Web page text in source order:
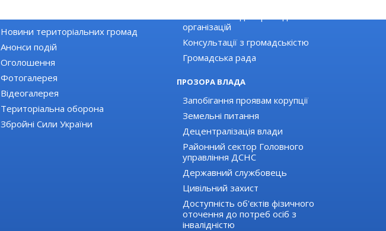
Новини територіальних громад
Анонси подій
Оголошення
Фотогалерея
Відеогалерея
Територіальна оборона
Збройні Сили України
організацій
Консультації з громадськістю
Громадська рада
ПРОЗОРА ВЛАДА
Запобігання проявам корупції
Земельні питання
Децентралізація влади
Районний сектор Головного
управління ДСНС
Державний службовець
Цивільний захист
Доступність об'єктів фізичного
оточення до потреб осіб з
інвалідністю